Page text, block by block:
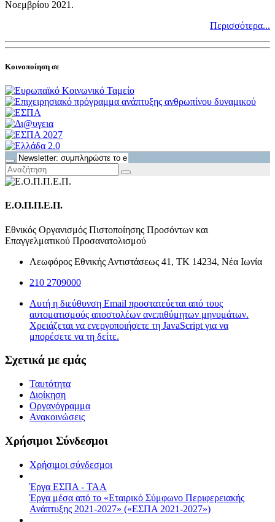
Νοεμβρίου 2021.
Περισσότερα...
Κοινοποίηση σε
Ε.Ο.Π.Π.Ε.Π.
Εθνικός Οργανισμός Πιστοποίησης Προσόντων και
Επαγγελματικού Προσανατολισμού
Λεωφόρος Εθνικής Αντιστάσεως 41, ΤΚ 14234, Νέα Ιωνία
210 2709000
Αυτή η διεύθυνση Email προστατεύεται από τους
αυτοματισμούς αποστολέων ανεπιθύμητων μηνυμάτων.
Χρειάζεται να ενεργοποιήσετε τη JavaScript για να
μπορέσετε να τη δείτε.
Σχετικά με εμάς
Ταυτότητα
Διοίκηση
Οργανόγραμμα
Ανακοινώσεις
Χρήσιμοι Σύνδεσμοι
Χρήσιμοι σύνδεσμοι
Έργα ΕΣΠΑ - ΤΑΑ
Έργα μέσα από το «Εταιρικό Σύμφωνο Περιφερειακής
Ανάπτυξης 2021-2027» («ΕΣΠΑ 2021-2027»)